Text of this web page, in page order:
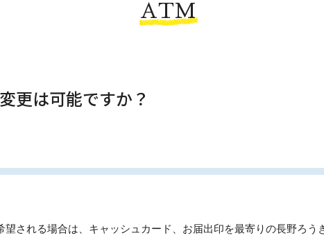
ATM
更は可能ですか？
望される場合は、キャッシュカード、お届出印を最寄りの長野ろう